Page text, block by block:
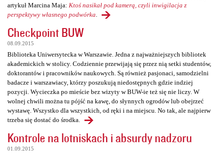
artykuł Marcina Maja: Ktoś nasikał pod kamerą, czyli inwigilacja z
perspektywy własnego podwórka
Checkpoint BUW
08.09.2015
Biblioteka Uniwersytecka w Warszawie. Jedna z najważniejszych bibliotek
akademickich w stolicy. Codziennie przewijają się przez nią setki studentów,
doktorantów i pracowników naukowych. Są również pasjonaci, samodzielni
badacze i warszawiacy, którzy poszukują niedostępnych gdzie indziej
pozycji. Wycieczka po mieście bez wizyty w BUW-ie też się nie liczy. W
wolnej chwili można tu pójść na kawę, do słynnych ogrodów lub obejrzeć
wystawę. Wszystko dla wszystkich, od ręki i na miejscu. No tak, ale najpierw
trzeba się dostać do środka.
Kontrole na lotniskach i absurdy nadzoru
01.09.2015